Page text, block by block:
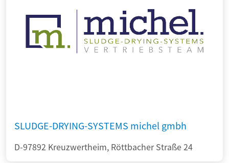
SLUDGE-DRYING-SYSTEMS michel gmbh
D-97892 Kreuzwertheim, Röttbacher Straße 24